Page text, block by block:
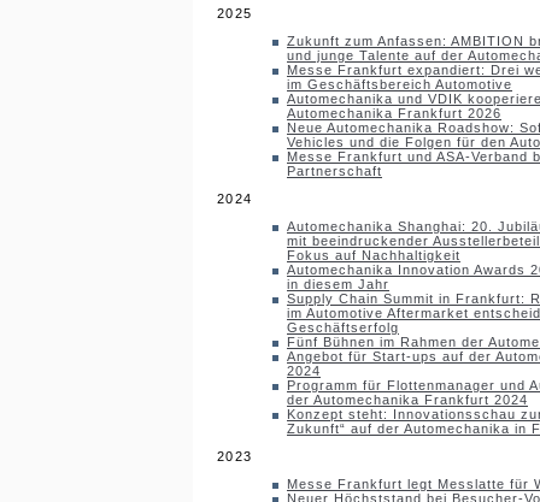
2025
Zukunft zum Anfassen: AMBITION
und junge Talente auf der
Messe Frankfurt expandiert: Drei
im Geschäftsbereich Automotive
Automechanika und VDIK
Automechanika Frankfurt 2026
Neue Automechanika Roadshow:
Vehicles und die Folgen für den
Messe Frankfurt und ASA-Verband
Partnerschaft
2024
Automechanika Shanghai: 20.
mit beeindruckender
Fokus auf Nachhaltigkeit
Automechanika Innovation Awards
in diesem Jahr
Supply Chain Summit in Frankfurt:
im Automotive Aftermarket
Geschäftserfolg
Fünf Bühnen im Rahmen der
Angebot für Start-ups auf der
2024
Programm für Flottenmanager und
der Automechanika Frankfurt 2024
Konzept steht: Innovationsschau
Zukunft“ auf der Automechanika in
2023
Messe Frankfurt legt Messlatte für
Neuer Höchststand bei Besucher-